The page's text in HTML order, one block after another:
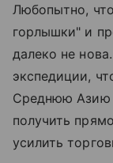
Любопытно,
горлышки" и
далеко не
экспедиции,
Среднюю Азию
получить
усилить